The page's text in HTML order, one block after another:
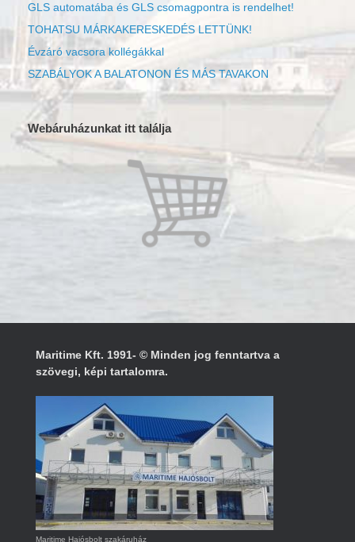
GLS automatába és GLS csomagpontra is rendelhet!
TOHATSU MÁRKAKERESKEDÉS LETTÜNK!
Évzáró vacsora kollégákkal
SZABÁLYOK A BALATONON ÉS MÁS TAVAKON
Webáruházunkat itt találja
Maritime Kft. 1991- © Minden jog fenntartva a
szövegi, képi tartalomra.
Maritime Hajósbolt szakáruház